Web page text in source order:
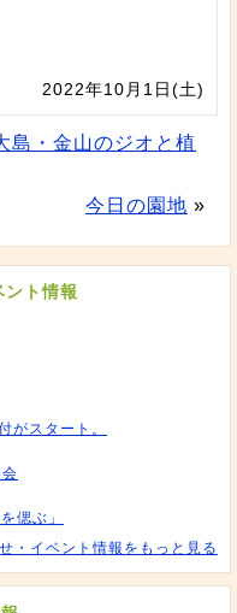
2022年10月1日(土)
島・金山のジオと植
今日の園地 »
ント情報
がスタート。
偲ぶ」
・イベント情報をもっと見る